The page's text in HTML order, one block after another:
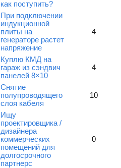
как поступить?
При подключении
индукционной
плиты на
генераторе растет
напряжение
4
Куплю КМД на
гараж из сэндвич
панелей 8×10
4
Снятие
полупроводящего
слоя кабеля
10
Ищу
проектировщика /
дизайнера
коммерческих
помещений для
долгосрочного
партнерс
0